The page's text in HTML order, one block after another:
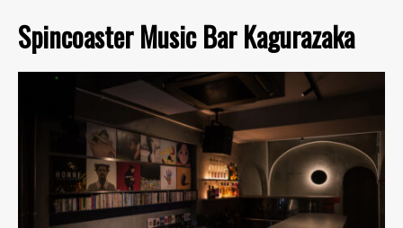
Spincoaster Music Bar Kagurazaka